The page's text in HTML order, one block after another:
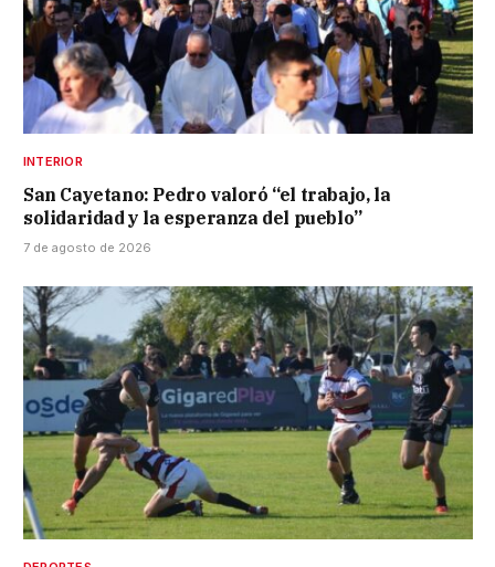
INTERIOR
San Cayetano: Pedro valoró “el trabajo, la
solidaridad y la esperanza del pueblo”
7 de agosto de 2026